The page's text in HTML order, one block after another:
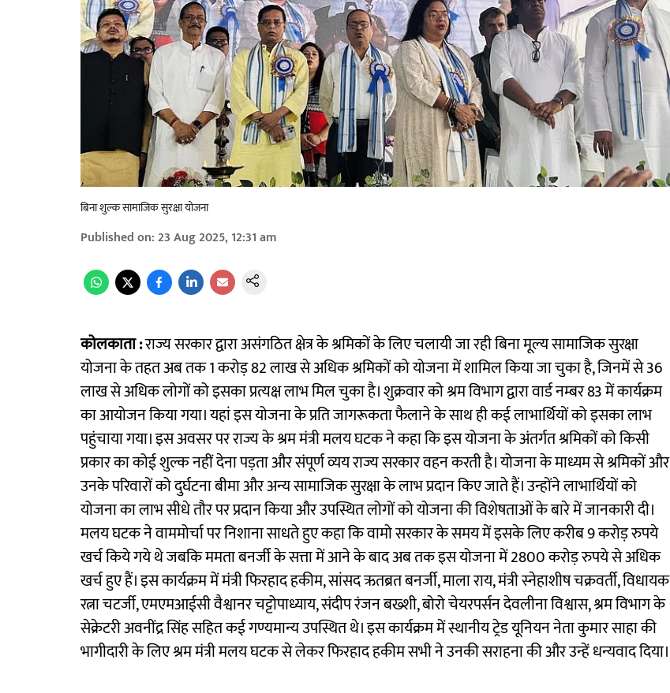
बिना शुल्क सामाजिक सुरक्षा योजना
Published on:23 Aug 2025, 12:31 am
कोलकाता :राज्य सरकार द्वारा असंगठित क्षेत्र के श्रमिकों के लिए चलायी जा रही बिना मूल्य सामाजिक सुरक्षा
योजना के तहत अब तक 1 करोड़ 82 लाख से अधिक श्रमिकों को योजना में शामिल किया जा चुका है, जिनमें से 36
लाख से अधिक लोगों को इसका प्रत्यक्ष लाभ मिल चुका है। शुक्रवार को श्रम विभाग द्वारा वार्ड नम्बर 83 में कार्यक्रम
का आयोजन किया गया। यहां इस योजना के प्रति जागरूकता फैलाने के साथ ही कई लाभार्थियों को इसका लाभ
पहुंचाया गया। इस अवसर पर राज्य के श्रम मंत्री मलय घटक ने कहा कि इस योजना के अंतर्गत श्रमिकों को किसी
प्रकार का कोई शुल्क नहीं देना पड़ता और संपूर्ण व्यय राज्य सरकार वहन करती है। योजना के माध्यम से श्रमिकों और
उनके परिवारों को दुर्घटना बीमा और अन्य सामाजिक सुरक्षा के लाभ प्रदान किए जाते हैं। उन्होंने लाभार्थियों को
योजना का लाभ सीधे तौर पर प्रदान किया और उपस्थित लोगों को योजना की विशेषताओं के बारे में जानकारी दी।
मलय घटक ने वाममोर्चा पर निशाना साधते हुए कहा कि वामो सरकार के समय में इसके लिए करीब 9 करोड़ रुपये
खर्च किये गये थे जबकि ममता बनर्जी के सत्ता में आने के बाद अब तक इस योजना में 2800 कराेड़ रुपये से अधिक
खर्च हुए हैं। इस कार्यक्रम में मंत्री फिरहाद हकीम, सांसद ऋतब्रत बनर्जी, माला राय, मंत्री स्नेहाशीष चक्रवर्ती, विधायक
रत्ना चटर्जी, एमएमआईसी वैश्वानर चट्टोपाध्याय, संदीप रंजन बख्शी, बोरो चेयरपर्सन देवलीना विश्वास, श्रम विभाग के
सेक्रेटरी अवनींद्र सिंह सहित कई गण्यमान्य उपस्थित थे। इस कार्यक्रम में स्थानीय ट्रेड यूनियन नेता कुमार साहा की
भागीदारी के लिए श्रम मंत्री मलय घटक से लेकर फिरहाद हकीम सभी ने उनकी सराहना की और उन्हें धन्यवाद दिया।